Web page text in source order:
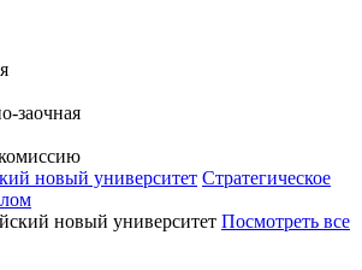
заочная
новый университет Стратегическое
Посмотреть все